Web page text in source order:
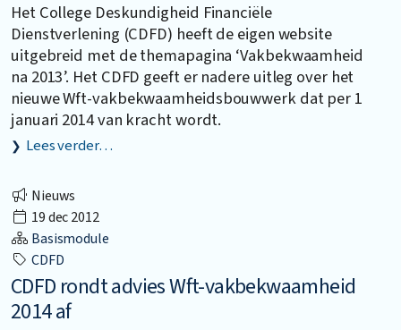
Het College Deskundigheid Financiële
Dienstverlening (CDFD) heeft de eigen website
uitgebreid met de themapagina ‘Vakbekwaamheid
na 2013’. Het CDFD geeft er nadere uitleg over het
nieuwe Wft-vakbekwaamheidsbouwwerk dat per 1
januari 2014 van kracht wordt.
Lees verder…
Nieuws
19 dec 2012
Basismodule
CDFD
CDFD rondt advies Wft-vakbekwaamheid
2014 af